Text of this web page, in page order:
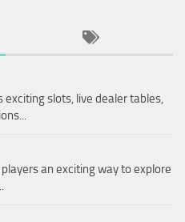
exciting slots, live dealer tables,
an exciting way to explore